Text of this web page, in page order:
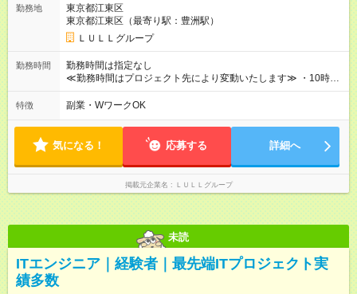
万円～＋業績賞与＋交通費＋各種手当 ※固定残業代（30時間/6
万6，610円分）を含む。超過分は追加支給いたします 能力やス
キルを考慮し初任給を決定。経験者の方は前給考慮も可能で
す！ ◎昇給年1回（研修終了後） ◎賞与年2回（2月・8月）＋業
績賞与あり ◤スキルアップも、収入アップも。◢ 入社後の成長
や頑張りは、しっかり給与で還元しています。 実際にほぼ全員
上アップした社員も。 エンジニアへの還元率は業界高水準の
87％。 スキルを磨いた分だけ、収入アップも目指せる環境で
す！ 【試用期間】試用期間あり 試用期間の長さ：6ヶ月 ※ 雇用
形態と給与に、本採用時と異なる部分があります。 雇用形態：
中途採用（契約社員） 給与：月給 230,000円以上 上記額にはみ
なし残業代を含みます。※超過分は全額支給いたします。 みな
別途支給いたします ※研修期間中（最大12ヶ月間）も、試用期
勤務地
東京都江東区
東京都江東区（最寄り駅：豊洲駅）
ＬＵＬＬグループ
勤務時間
勤務時間は指定なし
≪勤務時間はプロジェクト先により変動いたします≫ ・10時00
分～19時00分（休憩1時間） ・9時00分～18時00分（休憩1時
間） ＼平日夜も、ちゃんと「自分時間」がつくれます／ 残業は
やサウナなど、 趣味の時間を楽しむ社員も多くいます◎
特徴 副業・WワークOK
気になる！ 応募する 詳細へ
掲載元企業名 ＬＵＬＬグループ
未読
ITエンジニア｜経験者｜最先端ITプロジェクト実
績多数